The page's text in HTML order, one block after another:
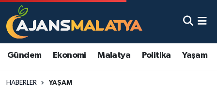
Gündem Ekonomi Malatya Politika Yaşam
HABERLER YAŞAM
Asayiş
Eğitim
Malatya Nöbetçi Eczaneler
Malatya Namaz Vakitleri